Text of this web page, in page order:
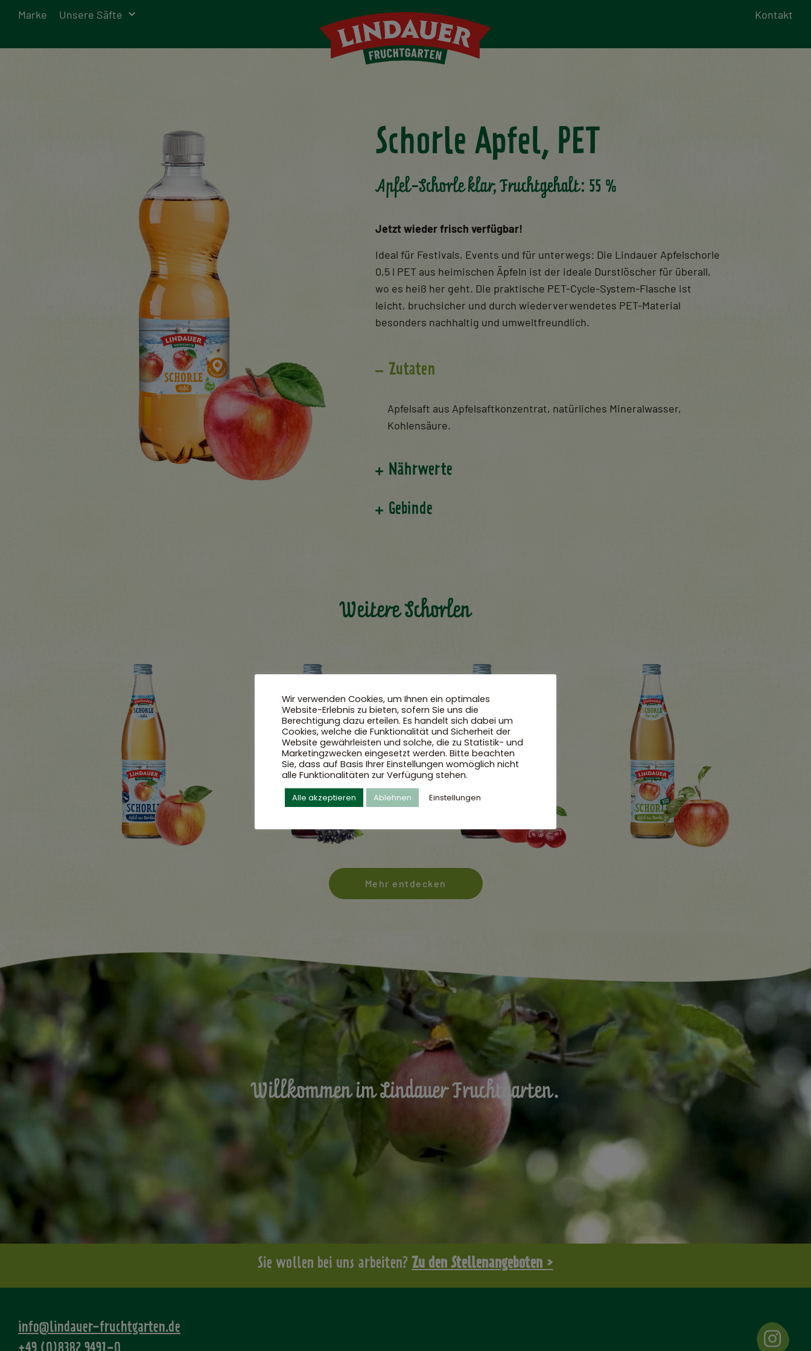
Marke Unsere Säfte Kontakt
Schorle Apfel, PET
Apfel-Schorle klar, Fruchtgehalt: 55 %
Jetzt wieder frisch verfügbar!
Ideal für Festivals, Events und für unterwegs: Die Lindauer Apfelschorle
0,5 l PET aus heimischen Äpfeln ist der ideale Durstlöscher für überall,
wo es heiß her geht. Die praktische PET-Cycle-System-Flasche ist
leicht, bruchsicher und durch wiederverwendetes PET-Material
besonders nachhaltig und umweltfreundlich.
Zutaten
Apfelsaft aus Apfelsaftkonzentrat, natürliches Mineralwasser,
Kohlensäure.
Nährwerte
Gebinde
Weitere Schorlen
Mehr entdecken
Willkommen im Lindauer Fruchtgarten.
Sie wollen bei uns arbeiten? Zu den Stellenangeboten >
info@lindauer-fruchtgarten.de
Wir verwenden Cookies, um Ihnen ein optimales
Website-Erlebnis zu bieten, sofern Sie uns die
Berechtigung dazu erteilen. Es handelt sich dabei um
Cookies, welche die Funktionalität und Sicherheit der
Website gewährleisten und solche, die zu Statistik- und
Marketingzwecken eingesetzt werden. Bitte beachten
Sie, dass auf Basis Ihrer Einstellungen womöglich nicht
alle Funktionalitäten zur Verfügung stehen.
Alle akzeptieren Ablehnen Einstellungen